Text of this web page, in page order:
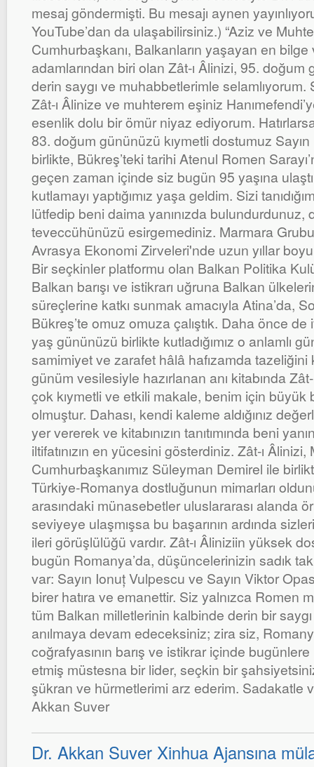
mesaj göndermişti. Bu mesajı aynen
YouTube’dan da ulaşabilirsiniz.) “Aziz ve
Cumhurbaşkanı, Balkanların yaşayan en
adamlarından biri olan Zât-ı Âlinizi, 95.
derin saygı ve muhabbetlerimle selamlıyorum.
Zât-ı Âlinize ve muhterem eşiniz
esenlik dolu bir ömür niyaz ediyorum.
83. doğum gününüzü kıymetli dostumuz
birlikte, Bükreş’teki tarihi Atenul Romen
geçen zaman içinde siz bugün 95 yaşına
kutlamayı yaptığımız yaşa geldim. Sizi
lütfedip beni daima yanınızda bulundurdunuz,
teveccühünüzü esirgemediniz. Marmara Grubu
Avrasya Ekonomi Zirveleri'nde uzun yıllar
Bir seçkinler platformu olan Balkan Politika
Balkan barışı ve istikrarı uğruna Balkan
süreçlerine katkı sunmak amacıyla Atina’da,
Bükreş’te omuz omuza çalıştık. Daha önce
yaş gününüzü birlikte kutladığımız o anlamlı
samimiyet ve zarafet hâlâ hafızamda tazeliğini
günüm vesilesiyle hazırlanan anı kitabında
çok kıymetli ve etkili makale, benim için büyük
olmuştur. Dahası, kendi kaleme aldığınız
yer vererek ve kitabınızın tanıtımında beni
iltifatınızın en yücesini gösterdiniz. Zât-ı Âlinizi,
Cumhurbaşkanımız Süleyman Demirel ile
Türkiye-Romanya dostluğunun mimarları
arasındaki münasebetler uluslararası alanda
seviyeye ulaşmışsa bu başarının ardında
ileri görüşlülüğü vardır. Zât-ı Âliniziin yüksek
bugün Romanya’da, düşüncelerinizin sadık
var: Sayın Ionuț Vulpescu ve Sayın Viktor
birer hatıra ve emanettir. Siz yalnızca Romen
tüm Balkan milletlerinin kalbinde derin bir
anılmaya devam edeceksiniz; zira siz,
coğrafyasının barış ve istikrar içinde
etmiş müstesna bir lider, seçkin bir
şükran ve hürmetlerimi arz ederim. Sadakatle
Akkan Suver
Dr. Akkan Suver Xinhua Ajansına